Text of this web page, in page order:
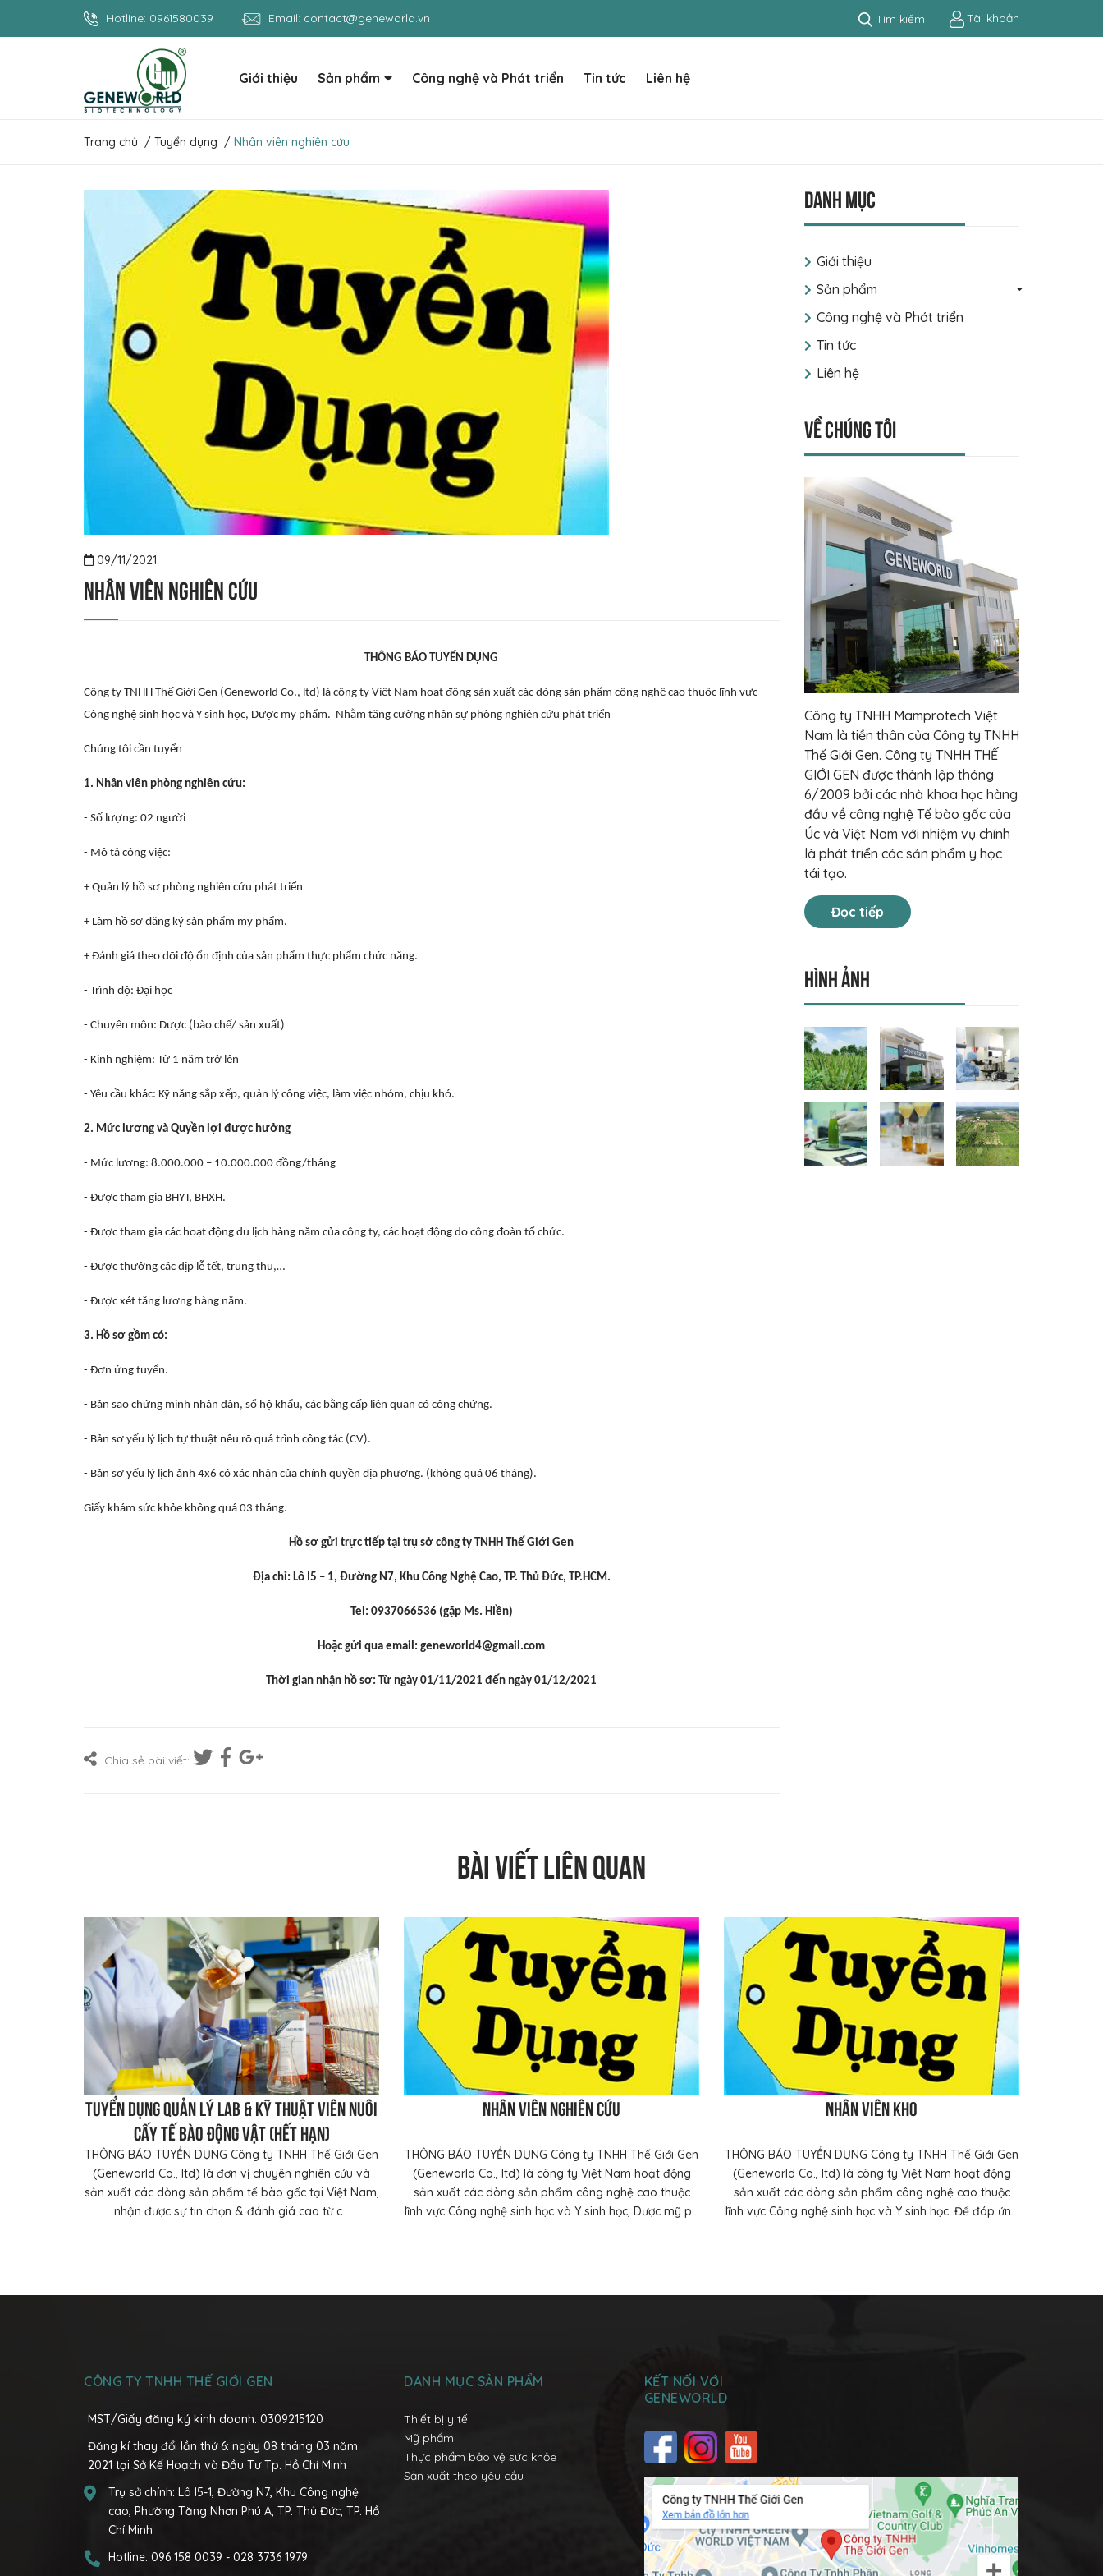
Hotline: 0961580039 Email: contact@geneworld.vn Tìm kiếm Tài khoản
Giới thiệu Sản phẩm Công nghệ và Phát triển Tin tức Liên hệ
Trang chủ / Tuyển dụng / Nhân viên nghiên cứu
09/11/2021
Nhân viên nghiên cứu
THÔNG BÁO TUYỂN DỤNG
Công ty TNHH Thế Giới Gen (Geneworld Co., ltd) là công ty Việt Nam hoạt động sản xuất các dòng sản phẩm công nghệ cao thuộc lĩnh vực
Công nghệ sinh học và Y sinh học, Dược mỹ phẩm. Nhằm tăng cường nhân sự phòng nghiên cứu phát triển
Chúng tôi cần tuyển
1. Nhân viên phòng nghiên cứu:
- Số lượng: 02 người
- Mô tả công việc:
+ Quản lý hồ sơ phòng nghiên cứu phát triển
+ Làm hồ sơ đăng ký sản phẩm mỹ phẩm.
+ Đánh giá theo dõi độ ổn định của sản phẩm thực phẩm chức năng.
- Trình độ: Đại học
- Chuyên môn: Dược (bào chế/ sản xuất)
- Kinh nghiệm: Từ 1 năm trở lên
- Yêu cầu khác: Kỹ năng sắp xếp, quản lý công việc, làm việc nhóm, chịu khó.
2. Mức lương và Quyền lợi được hưởng
- Mức lương: 8.000.000 – 10.000.000 đồng/tháng
- Được tham gia BHYT, BHXH.
- Được tham gia các hoạt động du lịch hàng năm của công ty, các hoạt động do công đoàn tổ chức.
- Được thưởng các dịp lễ tết, trung thu,…
- Được xét tăng lương hàng năm.
3. Hồ sơ gồm có:
- Đơn ứng tuyển.
- Bản sao chứng minh nhân dân, sổ hộ khẩu, các bằng cấp liên quan có công chứng.
- Bản sơ yếu lý lịch tự thuật nêu rõ quá trình công tác (CV).
- Bản sơ yếu lý lịch ảnh 4x6 có xác nhận của chính quyền địa phương. (không quá 06 tháng).
Giấy khám sức khỏe không quá 03 tháng.
Hồ sơ gửi trực tiếp tại trụ sở công ty TNHH Thế Giới Gen
Địa chỉ: Lô I5 – 1, Đường N7, Khu Công Nghệ Cao, TP. Thủ Đức, TP.HCM.
Tel: 0937066536 (gặp Ms. Hiền)
Hoặc gửi qua email: geneworld4@gmail.com
Thời gian nhận hồ sơ: Từ ngày 01/11/2021 đến ngày 01/12/2021
Chia sẻ bài viết:
Danh mục
Giới thiệu
Sản phẩm
Công nghệ và Phát triển
Tin tức
Liên hệ
Về chúng tôi
Công ty TNHH Mamprotech Việt
Nam là tiền thân của Công ty TNHH
Thế Giới Gen. Công ty TNHH THẾ
GIỚI GEN được thành lập tháng
6/2009 bởi các nhà khoa học hàng
đầu về công nghệ Tế bào gốc của
Úc và Việt Nam với nhiệm vụ chính
là phát triển các sản phẩm y học
tái tạo.
Đọc tiếp
Hình ảnh
BÀI VIẾT LIÊN QUAN
Tuyển dụng Quản lý Lab & Kỹ thuật viên nuôi
cấy tế bào động vật (Hết hạn)
THÔNG BÁO TUYỂN DỤNG Công ty TNHH Thế Giới Gen
(Geneworld Co., ltd) là đơn vị chuyên nghiên cứu và
sản xuất các dòng sản phẩm tế bào gốc tại Việt Nam,
nhận được sự tin chọn & đánh giá cao từ c...
Nhân viên nghiên cứu
THÔNG BÁO TUYỂN DỤNG Công ty TNHH Thế Giới Gen
(Geneworld Co., ltd) là công ty Việt Nam hoạt động
sản xuất các dòng sản phẩm công nghệ cao thuộc
lĩnh vực Công nghệ sinh học và Y sinh học, Dược mỹ p...
Nhân viên Kho
THÔNG BÁO TUYỂN DỤNG Công ty TNHH Thế Giới Gen
(Geneworld Co., ltd) là công ty Việt Nam hoạt động
sản xuất các dòng sản phẩm công nghệ cao thuộc
lĩnh vực Công nghệ sinh học và Y sinh học. Để đáp ứn...
CÔNG TY TNHH THẾ GIỚI GEN
MST/Giấy đăng ký kinh doanh: 0309215120
Đăng kí thay đổi lần thứ 6: ngày 08 tháng 03 năm
2021 tại Sở Kế Hoạch và Đầu Tư Tp. Hồ Chí Minh
Trụ sở chính: Lô I5-1, Đường N7, Khu Công nghệ
cao, Phường Tăng Nhơn Phú A, TP. Thủ Đức, TP. Hồ
Chí Minh
Hotline: 096 158 0039 - 028 3736 1979
DANH MỤC SẢN PHẨM
Thiết bị y tế
Mỹ phẩm
Thực phẩm bảo vệ sức khỏe
Sản xuất theo yêu cầu
KẾT NỐI VỚI
GENEWORLD